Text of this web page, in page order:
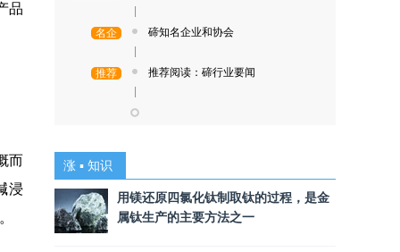
品
而
浸
名企
推荐
碲知名企业和协会
推荐阅读：碲行业要闻
涨 ▪ 知识
用镁还原四氯化钛制取钛的过程，是金
属钛生产的主要方法之一